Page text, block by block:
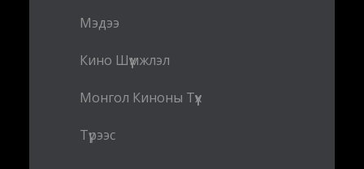
Мэдээ
Кино Шүүмжлэл
Монгол Киноны Түүх
Түрээс